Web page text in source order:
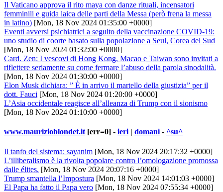
Il Vaticano approva il rito maya con danze rituali, incensatori
femminili e guida laica delle parti della Messa (però frena la messa
in latino) [Mon, 18 Nov 2024 01:35:00 +0000]
Eventi avversi psichiatrici a seguito della vaccinazione COVID-19:
uno studio di coorte basato sulla popolazione a Seul, Corea del Sud
[Mon, 18 Nov 2024 01:32:00 +0000]
Card. Zen: I vescovi di Hong Kong, Macao e Taiwan sono invitati a
riflettere seriamente su come fermare l’abuso della parola sinodalità.
[Mon, 18 Nov 2024 01:30:00 +0000]
Elon Musk dichiara: ” È in arrivo il martello della giustizia” per il
dott. Fauci [Mon, 18 Nov 2024 01:20:00 +0000]
L’Asia occidentale reagisce all’alleanza di Trump con il sionismo
[Mon, 18 Nov 2024 01:10:00 +0000]
www.maurizioblondet.it [err=0] - ieri | domani - ^su^
Il tanfo del sistema: sayanim [Mon, 18 Nov 2024 20:17:32 +0000]
L’illiberalismo è la rivolta popolare contro l’omologazione promossa
dalle élites. [Mon, 18 Nov 2024 20:07:16 +0000]
Trump smantella l’Impostura [Mon, 18 Nov 2024 14:01:03 +0000]
El Papa ha fatto il Papa vero [Mon, 18 Nov 2024 07:55:34 +0000]